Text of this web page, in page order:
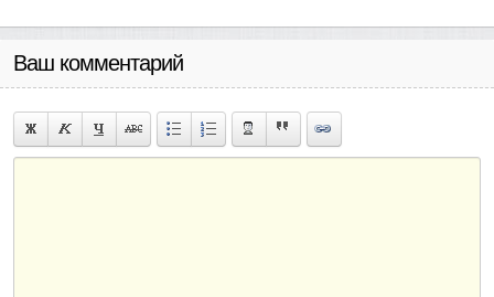
Ваш комментарий